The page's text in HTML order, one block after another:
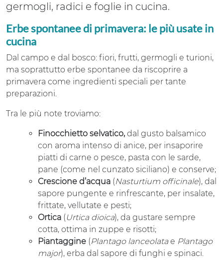
germogli, radici e foglie in cucina.
Erbe spontanee di primavera: le più usate in
cucina
Dal campo e dal bosco: fiori, frutti, germogli e turioni,
ma soprattutto erbe spontanee da riscoprire a
primavera come ingredienti speciali per tante
preparazioni.
Tra le più note troviamo:
Finocchietto selvatico, dal gusto balsamico
con aroma intenso di anice, per insaporire
piatti di carne o pesce, pasta con le sarde,
pane (come nel cunzato siciliano) e conserve;
Crescione d’acqua (Nasturtium officinale), dal
sapore pungente e rinfrescante, per insalate,
frittate, vellutate e pesti;
Ortica (Urtica dioica), da gustare sempre
cotta, ottima in zuppe e risotti;
Piantaggine (Plantago lanceolatae Plantago
major), erba dal sapore di funghi e spinaci.